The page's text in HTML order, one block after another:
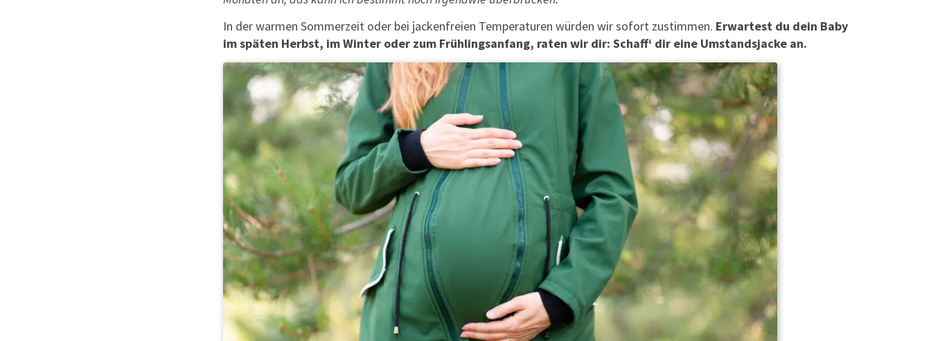
In der warmen Sommerzeit oder bei jackenfreien Temperaturen würden wir sofort zustimmen. Erwartest du dein Baby
im späten Herbst, im Winter oder zum Frühlingsanfang, raten wir dir: Schaff‘ dir eine Umstandsjacke an.